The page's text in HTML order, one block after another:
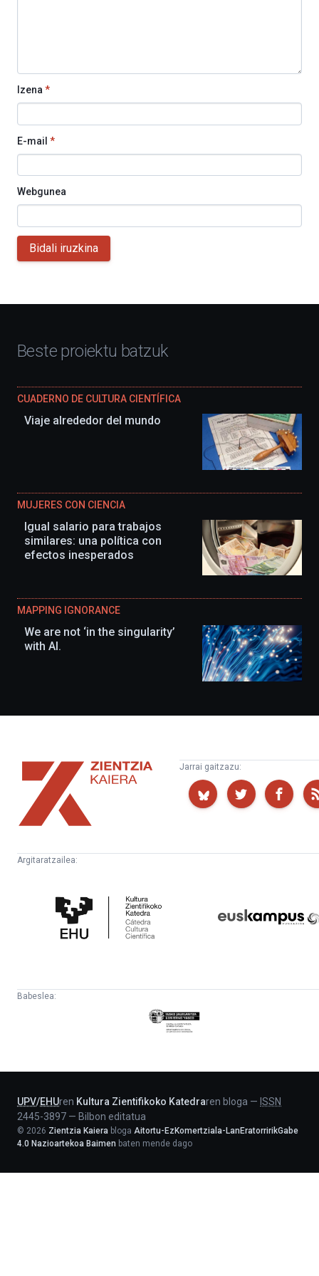
Izena*
E-mail *
Webgunea
Bidali iruzkina
Beste proiektu batzuk
CUADERNO DE CULTURA CIENTÍFICA
Viaje alrededor del mundo
MUJERES CON CIENCIA
Igual salario para trabajos
similares: una política con
efectos inesperados
MAPPING IGNORANCE
We are not ‘in the singularity’
with AI.
Zientzia
Kaiera
Jarrai gaitzazu:
Argitaratzailea:
Zientifikoko
Katedra
Babeslea:
Eusko
Jaurlaritza
UPV/EHUren Kultura Zientifikoko Katedraren bloga — ISSN
2445-3897 — Bilbon editatua
© 2026 Zientzia Kaiera bloga Aitortu-EzKomertziala-LanEratorririkGabe
4.0 Nazioartekoa Baimen baten mende dago